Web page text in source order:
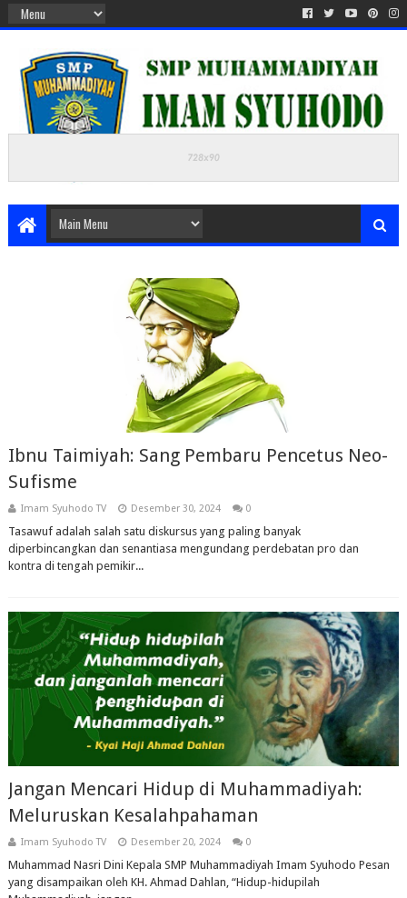
Ibnu Taimiyah: Sang Pembaru Pencetus Neo-
Sufisme
Imam Syuhodo TV Desember 30, 2024 0
Tasawuf adalah salah satu diskursus yang paling banyak
diperbincangkan dan senantiasa mengundang perdebatan pro dan
kontra di tengah pemikir...
Jangan Mencari Hidup di Muhammadiyah:
Meluruskan Kesalahpahaman
Imam Syuhodo TV Desember 20, 2024 0
Muhammad Nasri Dini Kepala SMP Muhammadiyah Imam Syuhodo Pesan
yang disampaikan oleh KH. Ahmad Dahlan, “Hidup-hidupilah